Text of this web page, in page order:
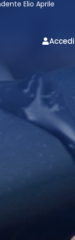
Elio Aprile